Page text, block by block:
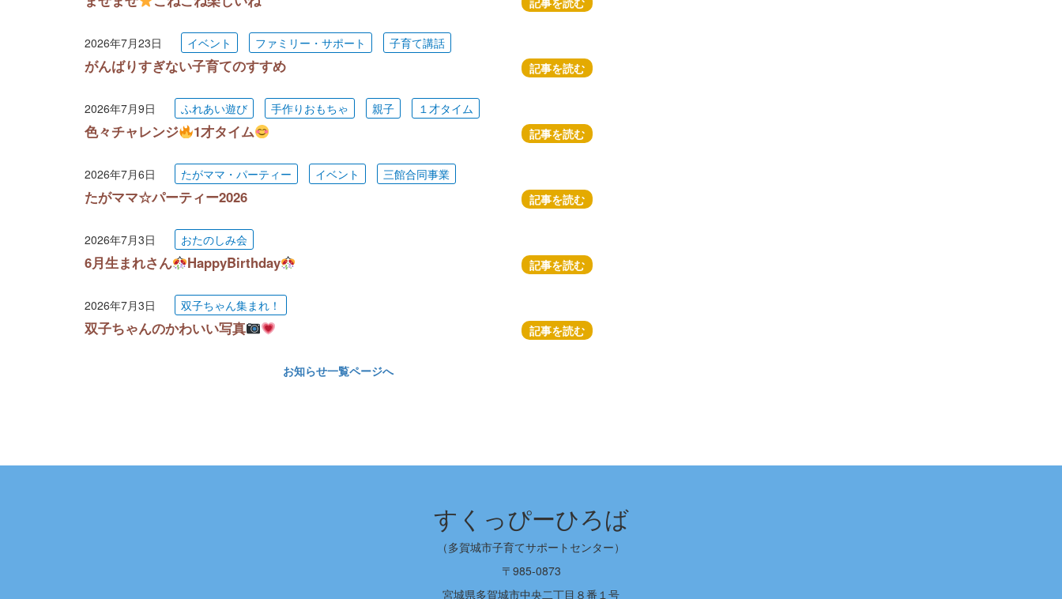
2026年7月23日 イベント ファミリー・サポート 子育て講話
がんばりすぎない子育てのすすめ 記事を読む
2026年7月9日 ふれあい遊び 手作りおもちゃ 親子 １才タイム
色々チャレンジ 1才タイム 記事を読む
2026年7月6日 たがママ・パーティー イベント 三館合同事業
たがママ☆パーティー2026 記事を読む
2026年7月3日 おたのしみ会
6月生まれさん HappyBirthday 記事を読む
2026年7月3日 双子ちゃん集まれ！
双子ちゃんのかわいい写真 記事を読む
お知らせ一覧ページへ
すくっぴーひろば
（多賀城市子育てサポートセンター）
〒985-0873
宮城県多賀城市中央二丁目８番１号